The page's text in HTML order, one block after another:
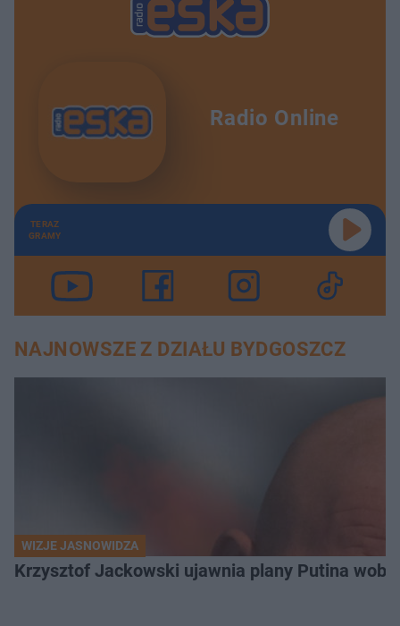
Radio Online
TERAZ
GRAMY
NAJNOWSZE Z DZIAŁU BYDGOSZCZ
WIZJE JASNOWIDZA
Krzysztof Jackowski ujawnia plany Putina